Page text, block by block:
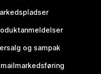
og sampak
mailmarkedsføring